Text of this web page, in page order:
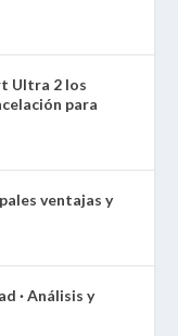
Ultra 2 los
para
ventajas y
· Análisis y